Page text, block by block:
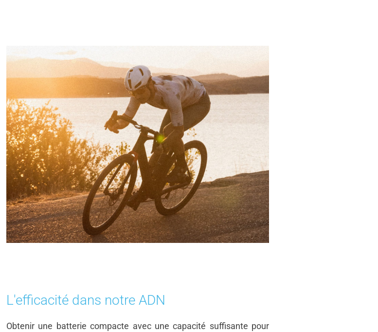
L'efficacité dans notre ADN
Obtenir une batterie compacte avec une capacité suffisante pour